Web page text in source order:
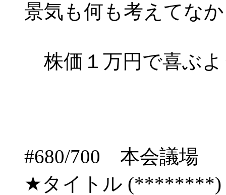
景気も何も考えてな
株価１万円で喜ぶ
#680/700 本会議場
★タイトル (********)